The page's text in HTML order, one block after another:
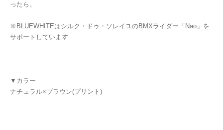
ったら。
※BLUEWHITEはシルク・ドゥ・ソレイユのBMXライダー「Nao」を
サポートしています
▼カラー
ナチュラル×ブラウン(プリント)